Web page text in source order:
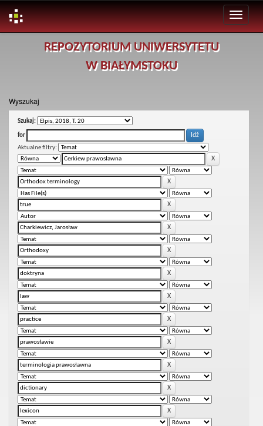
REPOZYTORIUM UNIWERSYTETU
W BIAŁYMSTOKU
Wyszukaj
Szukaj:
for
Aktualne filtry: